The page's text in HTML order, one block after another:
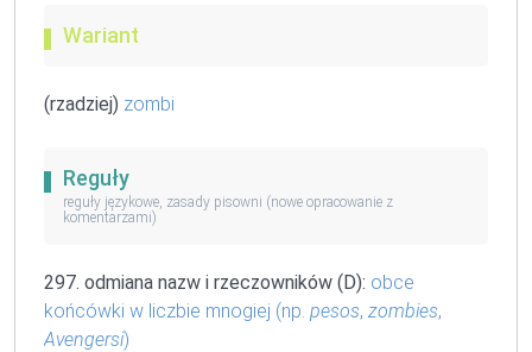
Wariant
(rzadziej) zombi
Reguły
reguły językowe, zasady pisowni (nowe opracowanie z
komentarzami)
297. odmiana nazw i rzeczowników (D): obce
końcówki w liczbie mnogiej (np. pesos, zombies,
Avengersi)